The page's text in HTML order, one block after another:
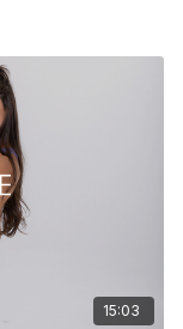
15:03